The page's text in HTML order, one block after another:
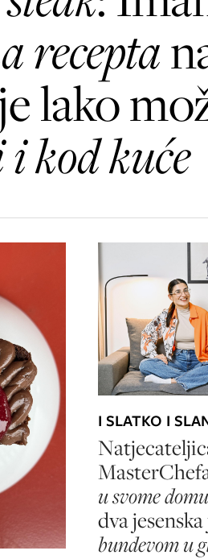
recepta
lako
kod kuće
I SLATKO I
u svome domu
dva jesenska
bundevom u